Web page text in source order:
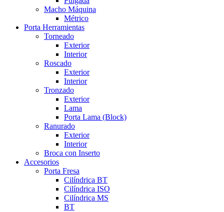
Macho Máquina
Métrico
Porta Herramientas
Torneado
Exterior
Interior
Roscado
Exterior
Interior
Tronzado
Exterior
Lama
Porta Lama (Block)
Ranurado
Exterior
Interior
Broca con Inserto
Accesorios
Porta Fresa
Cilíndrica BT
Cilíndrica ISO
Cilíndrica MS
BT